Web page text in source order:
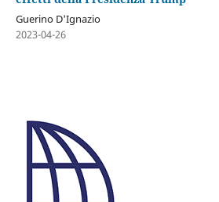
Guerino D'Ignazio
2023-04-26